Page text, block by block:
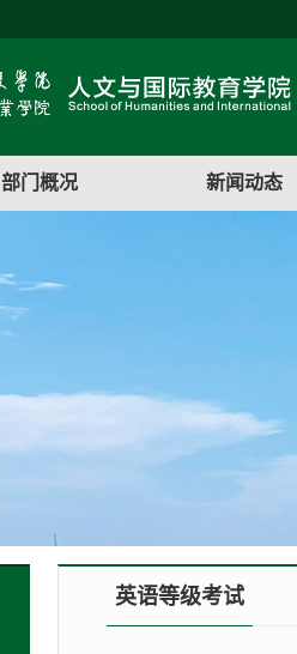
部门概况 新闻动态
英语等级考试